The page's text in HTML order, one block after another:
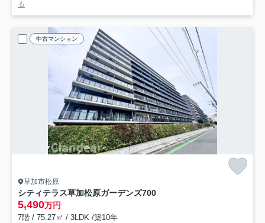
る
中古マンション
草加市松原
シティテラス草加松原ガーデンズ700
5,490万円
7階 / 75.27㎡ / 3LDK /築10年